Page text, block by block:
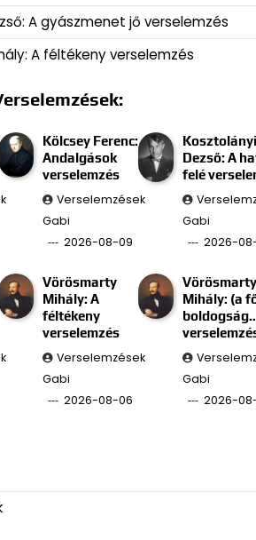
A gyászmenet jő verselemzés
A féltékeny verselemzés
Kölcsey Ferenc:
Andalgások
verselemzés
Verselemzések
Gabi
2026-08-09
Kosztolányi
Dezső: A
felé
Gabi
2026-
Vörösmarty
Mihály: A
féltékeny
verselemzés
Verselemzések
Gabi
2026-08-06
Vörösmarty
Mihály: (a
Gabi
2026-